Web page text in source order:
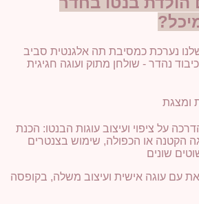
נערכת כמסיבת תה אלגנטית סביב
נהדר - שולחן מתוק ועוגה חגיגית
ומצגת
על ציפוי ועיצוב עוגות הבנטו: הכנת
הקטנה או הכפולה, שימוש בצנטרים
שונים
עם עוגה אישית ועיצוב משלה, בקופסה